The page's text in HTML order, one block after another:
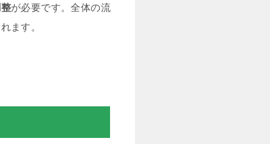
が必要です。全体の流
ます。